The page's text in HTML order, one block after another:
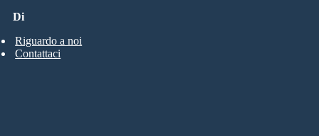
Di
Riguardo a noi
Contattaci